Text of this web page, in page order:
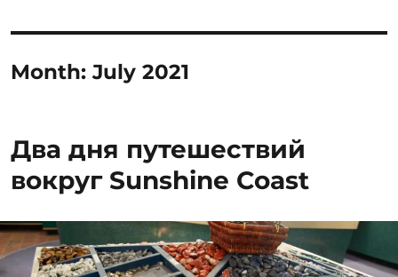
Month:July 2021
Два дня путешествий
вокруг Sunshine Coast